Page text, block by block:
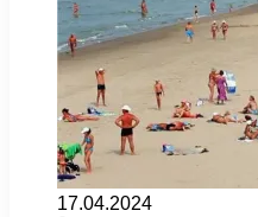
17.04.2024